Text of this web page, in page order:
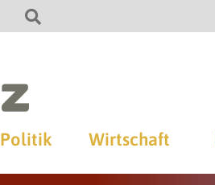
Politik Wirtschaft